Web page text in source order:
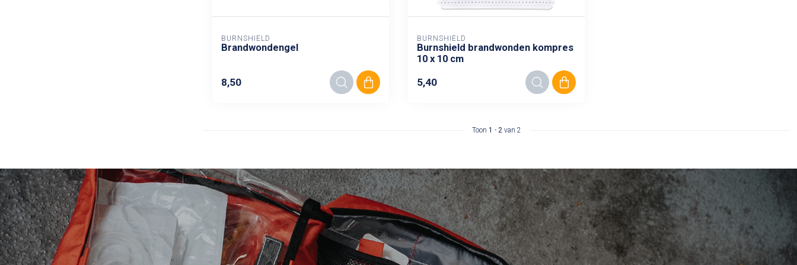
BURNSHIELD
Brandwondengel
8,50
BURNSHIELD
Burnshield brandwonden kompres
10 x 10 cm
5,40
Toon 1 - 2van 2